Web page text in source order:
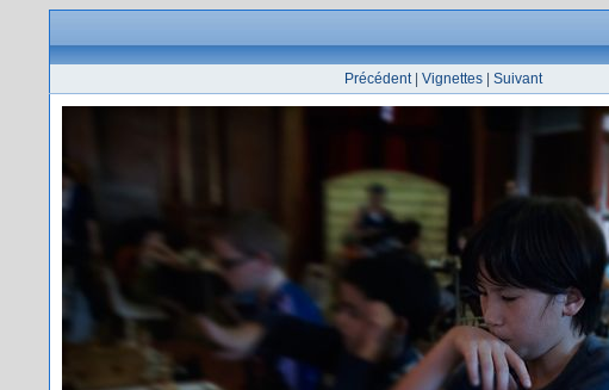
Précédent| Vignettes Suivant